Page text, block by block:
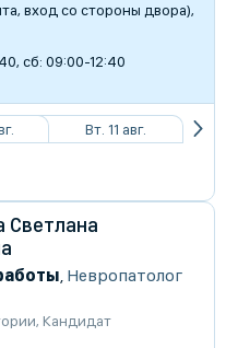
вход со стороны двора),
сб: 09:00-12:40
Вт. 11 авг.
Светлана
, Невропатолог
, Кандидат